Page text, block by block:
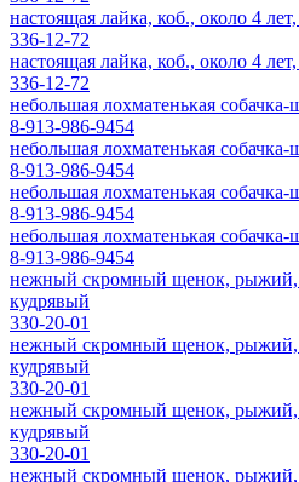
настоящая лайка, коб., около 4
336-12-72
настоящая лайка, коб., около 4
336-12-72
небольшая лохматенькая
8-913-986-9454
небольшая лохматенькая
8-913-986-9454
небольшая лохматенькая
8-913-986-9454
небольшая лохматенькая
8-913-986-9454
нежный скромный щенок, рыжий,
кудрявый
330-20-01
нежный скромный щенок, рыжий,
кудрявый
330-20-01
нежный скромный щенок, рыжий,
кудрявый
330-20-01
нежный скромный щенок, рыжий,